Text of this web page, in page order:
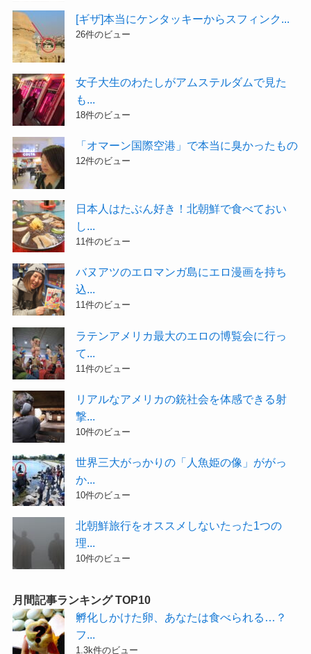
[ギザ]本当にケンタッキーからスフィンク...
26件のビュー
女子大生のわたしがアムステルダムで見た
も...
18件のビュー
「オマーン国際空港」で本当に臭かったもの
12件のビュー
日本人はたぶん好き！北朝鮮で食べておい
し...
11件のビュー
バヌアツのエロマンガ島にエロ漫画を持ち
込...
11件のビュー
ラテンアメリカ最大のエロの博覧会に行っ
て...
11件のビュー
リアルなアメリカの銃社会を体感できる射
撃...
10件のビュー
世界三大がっかりの「人魚姫の像」ががっ
か...
10件のビュー
北朝鮮旅行をオススメしないたった1つの
理...
10件のビュー
月間記事ランキング TOP10
孵化しかけた卵、あなたは食べられる…？
フ...
1.3k件のビュー